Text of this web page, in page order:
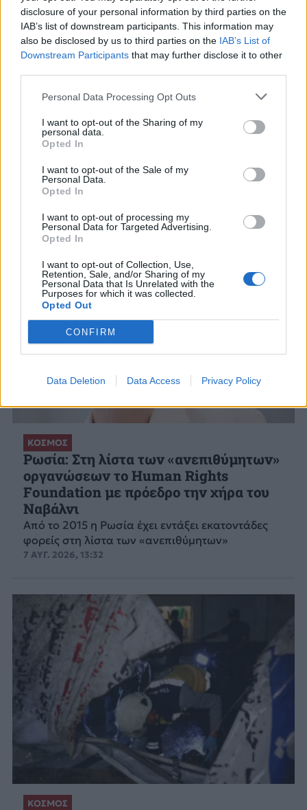
disclosure of your personal information by third parties on the
IAB’s list of downstream participants. This information may
also be disclosed by us to third parties on the IAB’s List of
Downstream Participants that may further disclose it to other
Personal Data Processing Opt Outs
I want to opt-out of the Sharing of my
personal data.
Opted In
I want to opt-out of the Sale of my
Personal Data.
Opted In
I want to opt-out of processing my
Personal Data for Targeted Advertising.
Opted In
I want to opt-out of Collection, Use,
Retention, Sale, and/or Sharing of my
Personal Data that Is Unrelated with the
Purposes for which it was collected.
Opted Out
CONFIRM
Data Deletion Data Access Privacy Policy
ΣΧΕΤΙΚΑ ΑΡΘΡΑ
ΚΟΣΜΟΣ
Ρωσία: Στη λίστα των «ανεπιθύμητων»
οργανώσεων το Human Rights
Foundation με πρόεδρο την χήρα του
Ναβάλνι
Από το 2015 η Ρωσία έχει εντάξει εκατοντάδες
φορείς στη λίστα των «ανεπιθύμητων»
7 ΑΥΓ. 2026, 13:32
ΚΟΣΜΟΣ